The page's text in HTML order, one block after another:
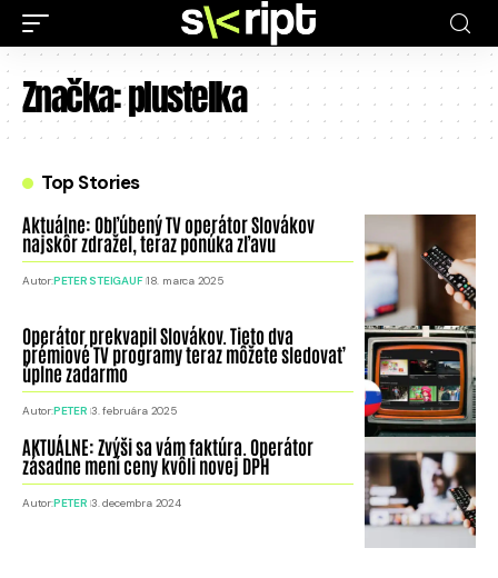
Značka:plustelka
Top Stories
Aktuálne: Obľúbený TV operátor Slovákov
najskôr zdražel, teraz ponúka zľavu
Autor:PETER STEIGAUF 18. marca 2025
Operátor prekvapil Slovákov. Tieto dva
prémiové TV programy teraz môžete sledovať
úplne zadarmo
Autor:PETER 3. februára 2025
AKTUÁLNE: Zvýši sa vám faktúra. Operátor
zásadne mení ceny kvôli novej DPH
Autor:PETER 3. decembra 2024